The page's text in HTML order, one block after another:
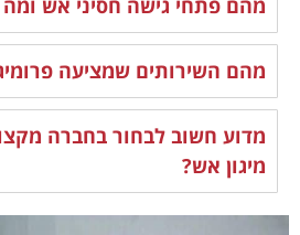
מהם פתחי גישה חסיני אש
מהם השירותים שמציעה
מדוע חשוב לבחור בחברה
מיגון אש?